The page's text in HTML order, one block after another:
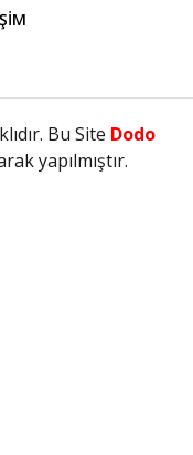
Bu Site Dodo
yapılmıştır.